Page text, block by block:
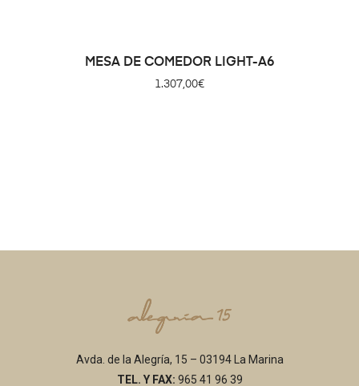
MESA DE COMEDOR LIGHT-A6
1.307,00€
Avda. de la Alegría, 15 – 03194 La Marina
TEL. Y FAX: 965 41 96 39